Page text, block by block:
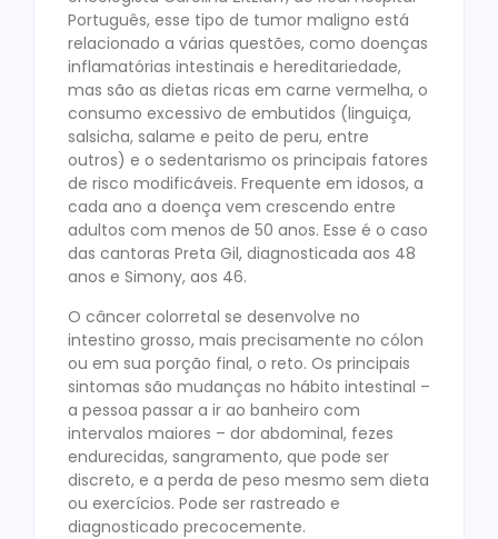
Português, esse tipo de tumor maligno está
relacionado a várias questões, como doenças
inflamatórias intestinais e hereditariedade,
mas são as dietas ricas em carne vermelha, o
consumo excessivo de embutidos (linguiça,
salsicha, salame e peito de peru, entre
outros) e o sedentarismo os principais fatores
de risco modificáveis. Frequente em idosos, a
cada ano a doença vem crescendo entre
adultos com menos de 50 anos. Esse é o caso
das cantoras Preta Gil, diagnosticada aos 48
anos e Simony, aos 46.
O câncer colorretal se desenvolve no
intestino grosso, mais precisamente no cólon
ou em sua porção final, o reto. Os principais
sintomas são mudanças no hábito intestinal –
a pessoa passar a ir ao banheiro com
intervalos maiores – dor abdominal, fezes
endurecidas, sangramento, que pode ser
discreto, e a perda de peso mesmo sem dieta
ou exercícios. Pode ser rastreado e
diagnosticado precocemente.